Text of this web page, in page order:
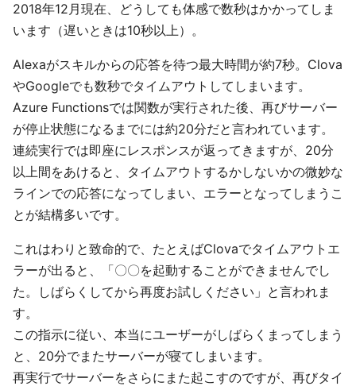
2018年12月現在、どうしても体感で数秒はかかってしま
います（遅いときは10秒以上）。
Alexaがスキルからの応答を待つ最大時間が約7秒。Clova
やGoogleでも数秒でタイムアウトしてしまいます。
Azure Functionsでは関数が実行された後、再びサーバー
が停止状態になるまでには約20分だと言われています。
連続実行では即座にレスポンスが返ってきますが、20分
以上間をあけると、タイムアウトするかしないかの微妙な
ラインでの応答になってしまい、エラーとなってしまうこ
とが結構多いです。
これはわりと致命的で、たとえばClovaでタイムアウトエ
ラーが出ると、「〇〇を起動することができませんでし
た。しばらくしてから再度お試しください」と言われま
す。
この指示に従い、本当にユーザーがしばらくまってしまう
と、20分でまたサーバーが寝てしまいます。
再実行でサーバーをさらにまた起こすのですが、再びタイ